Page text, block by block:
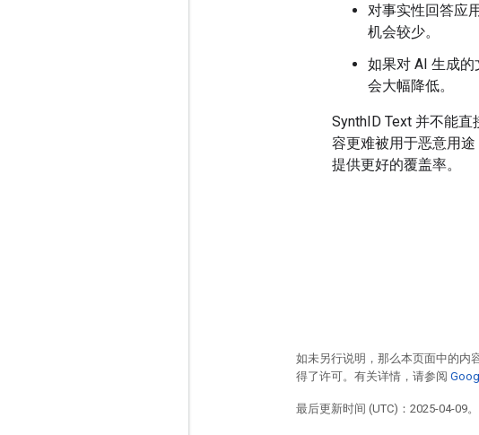
对事实性回答应
机会较少。
如果对 AI 生成
会大幅降低。
SynthID Text 并不能
容更难被用于恶意用
提供更好的覆盖率。
如未另行说明，那么本页面中的内
得了许可。有关详情，请参阅
最后更新时间 (UTC)：2025-04-09。